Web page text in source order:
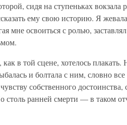
сидя на ступеньках вокзала
ему свою историю. Я
мне освоиться с ролью,
в той сцене, хотелось
и болтала с ним, словно
собственного
столь ранней смерти — в таком